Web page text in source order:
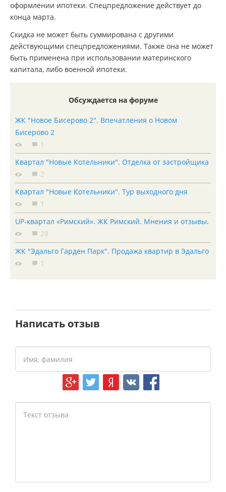
оформлении ипотеки. Спецпредложение действует до
конца марта.
Скидка не может быть суммирована с другими
действующими спецпредложениями. Также она не может
быть применена при использовании материнского
капитала, либо военной ипотеки.
Обсуждается на форуме
ЖК "Новое Бисерово 2". Впечатления о Новом
Бисерово 2
1
Квартал "Новые Котельники". Отделка от застройщика
2
Квартал "Новые Котельники". Тур выходного дня
1
UP-квартал «Римский». ЖК Римский. Мнения и отзывы.
28
ЖК "Эдальго Гарден Парк". Продажа квартир в Эдальго
1
Написать отзыв